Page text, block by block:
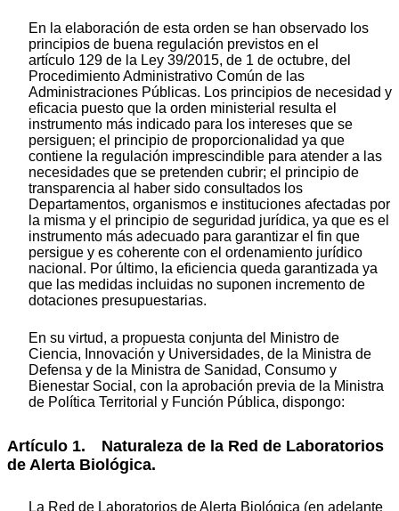
En la elaboración de esta orden se han observado los
principios de buena regulación previstos en el
artículo 129 de la Ley 39/2015, de 1 de octubre, del
Procedimiento Administrativo Común de las
Administraciones Públicas. Los principios de necesidad y
eficacia puesto que la orden ministerial resulta el
instrumento más indicado para los intereses que se
persiguen; el principio de proporcionalidad ya que
contiene la regulación imprescindible para atender a las
necesidades que se pretenden cubrir; el principio de
transparencia al haber sido consultados los
Departamentos, organismos e instituciones afectadas por
la misma y el principio de seguridad jurídica, ya que es el
instrumento más adecuado para garantizar el fin que
persigue y es coherente con el ordenamiento jurídico
nacional. Por último, la eficiencia queda garantizada ya
que las medidas incluidas no suponen incremento de
dotaciones presupuestarias.
En su virtud, a propuesta conjunta del Ministro de
Ciencia, Innovación y Universidades, de la Ministra de
Defensa y de la Ministra de Sanidad, Consumo y
Bienestar Social, con la aprobación previa de la Ministra
de Política Territorial y Función Pública, dispongo:
Artículo 1. Naturaleza de la Red de Laboratorios
de Alerta Biológica.
La Red de Laboratorios de Alerta Biológica (en adelante